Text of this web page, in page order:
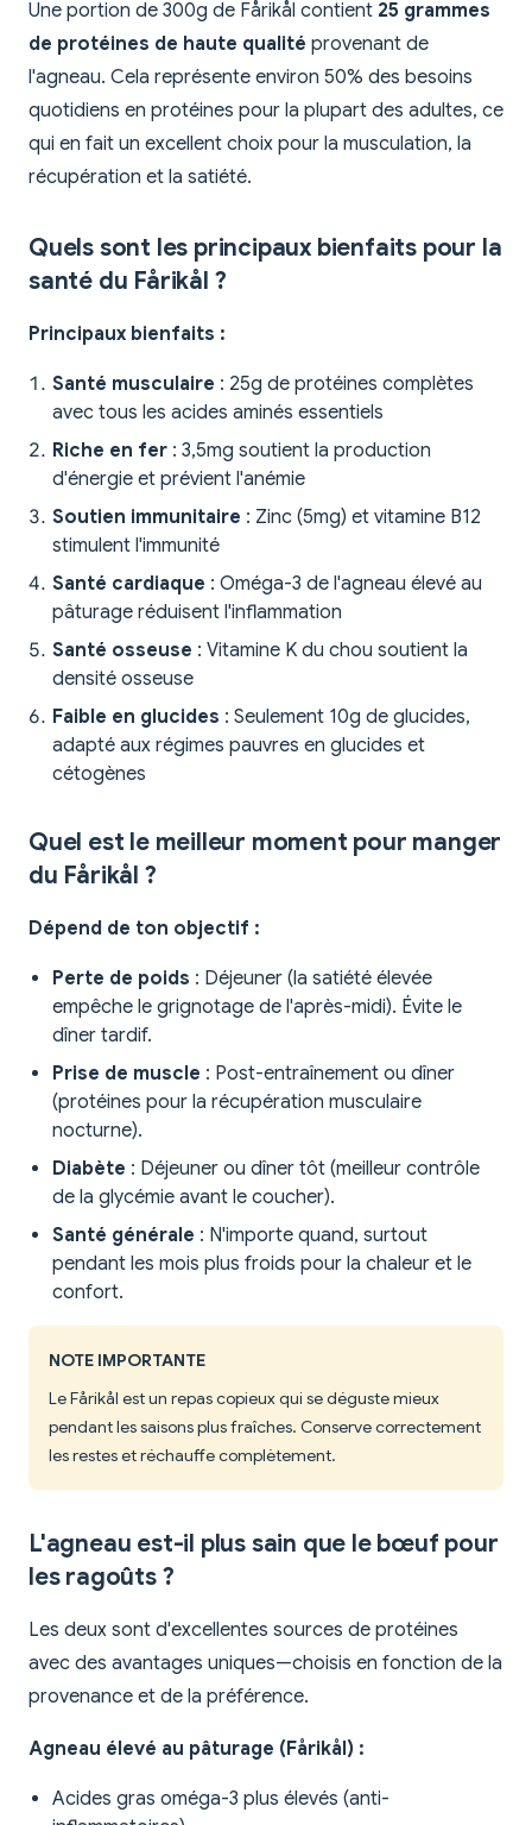
Une portion de 300g de Fårikål contient 25 grammes
de protéines de haute qualité provenant de
l'agneau. Cela représente environ 50% des besoins
quotidiens en protéines pour la plupart des adultes, ce
qui en fait un excellent choix pour la musculation, la
récupération et la satiété.
Quels sont les principaux bienfaits pour la
santé du Fårikål ?
Principaux bienfaits :
Santé musculaire : 25g de protéines complètes
avec tous les acides aminés essentiels
Riche en fer : 3,5mg soutient la production
d'énergie et prévient l'anémie
Soutien immunitaire : Zinc (5mg) et vitamine B12
stimulent l'immunité
Santé cardiaque : Oméga-3 de l'agneau élevé au
pâturage réduisent l'inflammation
Santé osseuse : Vitamine K du chou soutient la
densité osseuse
Faible en glucides : Seulement 10g de glucides,
adapté aux régimes pauvres en glucides et
cétogènes
Quel est le meilleur moment pour manger
du Fårikål ?
Dépend de ton objectif :
Perte de poids : Déjeuner (la satiété élevée
empêche le grignotage de l'après-midi). Évite le
dîner tardif.
Prise de muscle : Post-entraînement ou dîner
(protéines pour la récupération musculaire
nocturne).
Diabète : Déjeuner ou dîner tôt (meilleur contrôle
de la glycémie avant le coucher).
Santé générale : N'importe quand, surtout
pendant les mois plus froids pour la chaleur et le
confort.
NOTE IMPORTANTE
Le Fårikål est un repas copieux qui se déguste mieux
pendant les saisons plus fraîches. Conserve correctement
les restes et réchauffe complètement.
L'agneau est-il plus sain que le bœuf pour
les ragoûts ?
Les deux sont d'excellentes sources de protéines
avec des avantages uniques—choisis en fonction de la
provenance et de la préférence.
Agneau élevé au pâturage (Fårikål) :
Acides gras oméga-3 plus élevés (anti-